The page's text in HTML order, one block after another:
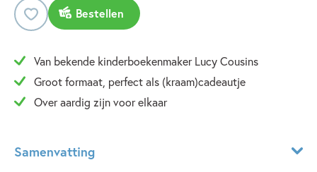
Bestellen
Van bekende kinderboekenmaker Lucy Cousins
Groot formaat, perfect als (kraam)cadeautje
Over aardig zijn voor elkaar
Samenvatting